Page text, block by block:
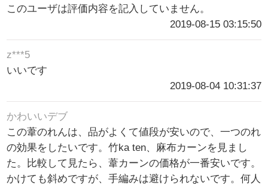
このユーザは評価内容を記入していません。
2019-08-15 03:15:50
z***5
いいです
2019-08-04 10:31:37
かわいいデブ
この葦のれんは、品がよくて値段が安いので、一つのれ
の効果をしたいです。竹ka ten、麻布カーンを見まし
た。比較して見たら、葦カーンの価格が一番安いです。
かけても斜めですが、手編みは避けられないです。何人